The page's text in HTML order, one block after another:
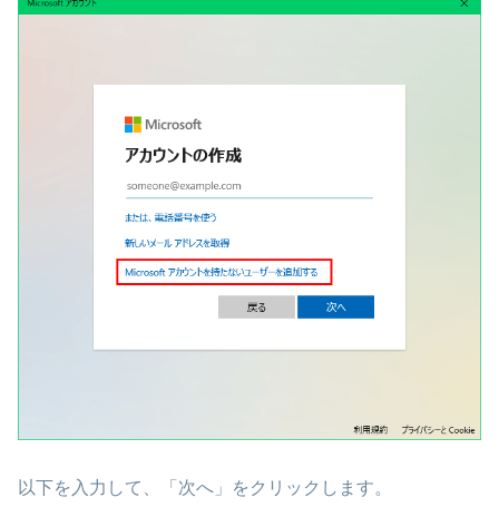
以下を入力して、「次へ」をクリックします。